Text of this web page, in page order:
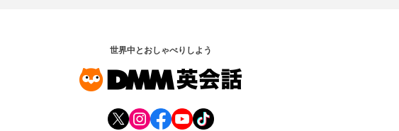
世界中とおしゃべりしよう